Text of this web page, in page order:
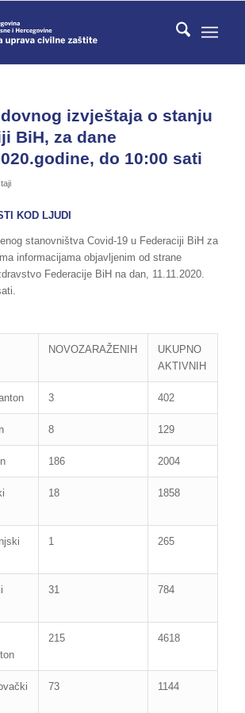
izvještaja o stanju
BiH, za dane
do 10:00 sati
KOD LJUDI
stanovništva Covid-19 u Federaciji BiH za
informacijama objavljenim od strane
Federacije BiH na dan, 11.11.2020.
NOVOZARAŽENIH
UKUPNO
AKTIVNIH
3 402
8 129
186 2004
18 1858
1 265
31 784
215 4618
73 1144